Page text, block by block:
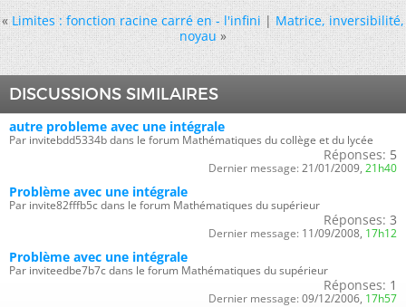
« Limites : fonction racine carré en - l'infini|Matrice, inversibilité,
noyau »
DISCUSSIONS SIMILAIRES
autre probleme avec une intégrale
Par invitebdd5334b dans le forum Mathématiques du collège et du lycée
Réponses: 5
Dernier message: 21/01/2009, 21h40
Problème avec une intégrale
Par invite82fffb5c dans le forum Mathématiques du supérieur
Réponses: 3
Dernier message: 11/09/2008, 17h12
Problème avec une intégrale
Par inviteedbe7b7c dans le forum Mathématiques du supérieur
Réponses: 1
Dernier message: 09/12/2006, 17h57